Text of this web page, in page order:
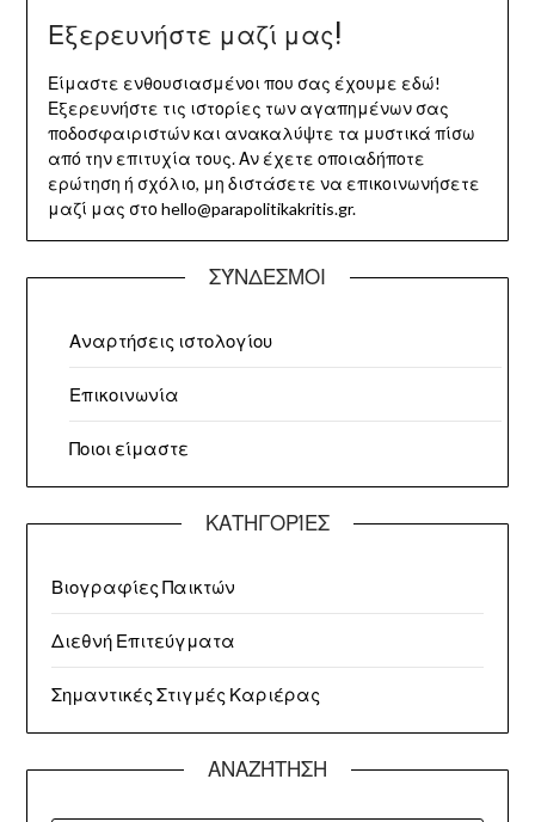
Εξερευνήστε μαζί μας!
Είμαστε ενθουσιασμένοι που σας έχουμε εδώ!
Εξερευνήστε τις ιστορίες των αγαπημένων σας
ποδοσφαιριστών και ανακαλύψτε τα μυστικά πίσω
από την επιτυχία τους. Αν έχετε οποιαδήποτε
ερώτηση ή σχόλιο, μη διστάσετε να επικοινωνήσετε
μαζί μας στο hello@parapolitikakritis.gr.
ΣΎΝΔΕΣΜΟΙ
Αναρτήσεις ιστολογίου
Επικοινωνία
Ποιοι είμαστε
ΚΑΤΗΓΟΡΊΕΣ
Βιογραφίες Παικτών
Διεθνή Επιτεύγματα
Σημαντικές Στιγμές Καριέρας
ΑΝΑΖΉΤΗΣΗ